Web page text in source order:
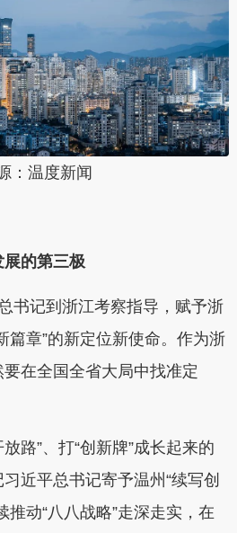
：温度新闻
的第三极
书记到浙江考察指导，赋予浙
篇章”的新定位新使命。作为浙
在全国全省大局中找准定
放路”、打“创新牌”成长起来的
近平总书记寄予温州“续写创
推动“八八战略”走深走实，在